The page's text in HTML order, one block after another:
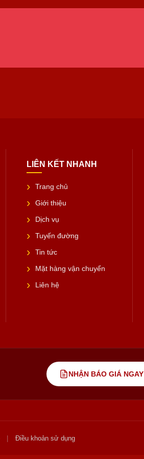
LIÊN KẾT NHANH
Trang chủ
Giới thiệu
Dịch vụ
Tuyến đường
Tin tức
Mặt hàng vận chuyển
Liên hệ
NHẬN BÁO GIÁ NGAY
Điều khoản sử dụng